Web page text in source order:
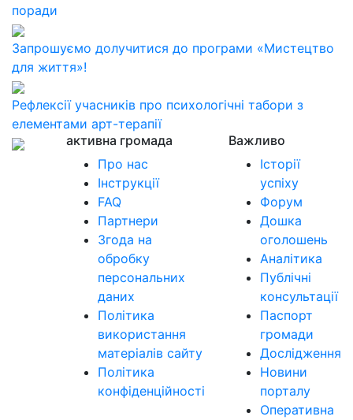
поради
Запрошуємо долучитися до програми «Мистецтво
для життя»!
Рефлексії учасників про психологічні табори з
елементами арт-терапії
активна громада
Про нас
Інструкції
FAQ
Партнери
Згода на
обробку
персональних
даних
Політика
використання
матеріалів сайту
Політика
конфіденційності
Важливо
Історії
успіху
Форум
Дошка
оголошень
Аналітика
Публічні
консультації
Паспорт
громади
Дослідження
Новини
порталу
Оперативна